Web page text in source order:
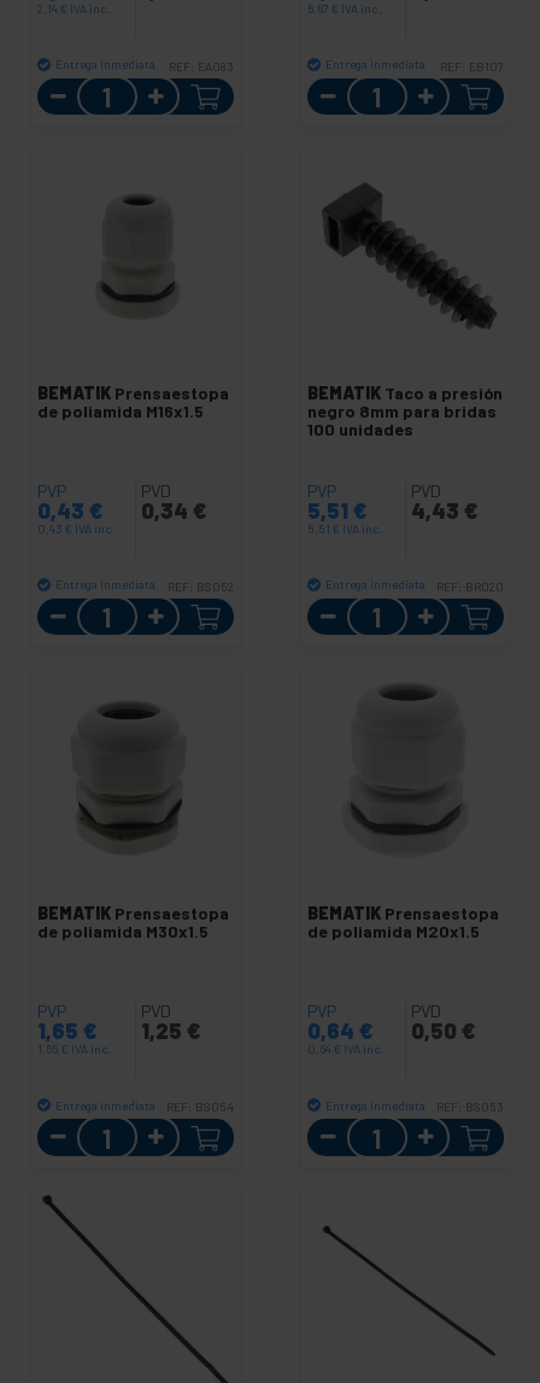
2,14 € IVA inc.
Entrega inmediata REF: EA083
Cantidad
6,67 € IVA inc.
Entrega inmediata REF: EB107
Cantidad
BEMATIK Prensaestopa
de poliamida M16x1.5
PVP
0,43 €
0,43 € IVA inc.
PVD
0,34 €
Entrega inmediata REF: BS052
Cantidad
BEMATIK Taco a presión
negro 8mm para bridas
100 unidades
PVP
5,51 €
5,51 € IVA inc.
PVD
4,43 €
Entrega inmediata REF: BR020
Cantidad
BEMATIK Prensaestopa
de poliamida M30x1.5
PVP
1,65 €
1,65 € IVA inc.
PVD
1,25 €
Entrega inmediata REF: BS054
Cantidad
BEMATIK Prensaestopa
de poliamida M20x1.5
PVP
0,64 €
0,64 € IVA inc.
PVD
0,50 €
Entrega inmediata REF: BS053
Cantidad